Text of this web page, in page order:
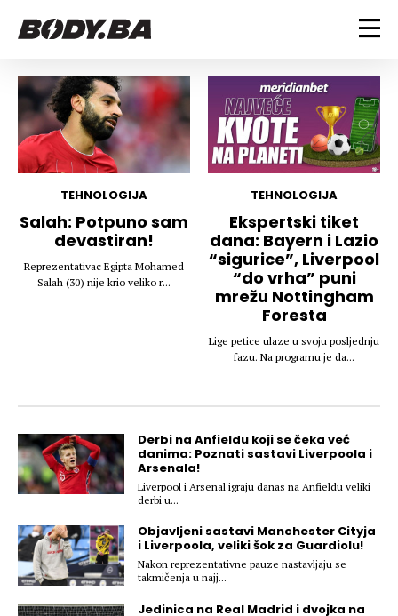
FITNESS
Vježbanje
Mršanje
Discipline
Indoor & Outdoor
BODYBUILDING
Trening i vježbe
Takmičarski bodybuilding
Savjeti
Ostalo
Dijete
Nutricionizam
Recepti
Suplementi
ZDRAVLJE
Um i tijelo
Povrede i bolesti
LIFESTYLE
Njega njega
Šminka
Tehnologija
KALORIJE
TEHNOLOGIJA
Salah: Potpuno sam
devastiran!
Reprezentativac Egipta Mohamed
Salah (30) nije krio veliko r...
TEHNOLOGIJA
Ekspertski tiket
dana: Bayern i Lazio
“sigurice”, Liverpool
“do vrha” puni
mrežu Nottingham
Foresta
Lige petice ulaze u svoju posljednju
fazu. Na programu je da...
Derbi na Anfieldu koji se čeka već
danima: Poznati sastavi Liverpoola i
Arsenala!
Liverpool i Arsenal igraju danas na Anfieldu veliki
derbi u...
Objavljeni sastavi Manchester Cityja
i Liverpoola, veliki šok za Guardiolu!
Nakon reprezentativne pauze nastavljaju se
takmičenja u najj...
Jedinica na Real Madrid i dvojka na